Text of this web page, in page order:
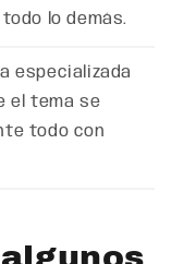
lo demás.
especializada
el tema se
todo con